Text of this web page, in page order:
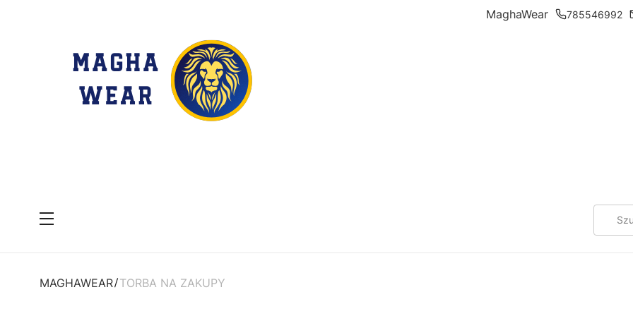
MaghaWear 785546992
Menu
MAGHAWEAR TORBA NA ZAKUPY